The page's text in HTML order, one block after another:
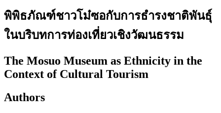
พิพิธภัณฑ์ชาวโม๋ซอกับการธำรงชาติพันธุ์
ในบริบทการท่องเที่ยวเชิงวัฒนธรรม
The Mosuo Museum as Ethnicity in the
Context of Cultural Tourism
Authors